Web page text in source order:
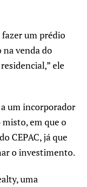
fazer um prédio
venda do
ele
um incorporador
em que o
CEPAC, já que
o investimento.
uma